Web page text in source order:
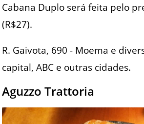
Cabana Duplo será feita pelo
(R$27).
R. Gaivota, 690 - Moema e
capital, ABC e outras cidades.
Aguzzo Trattoria